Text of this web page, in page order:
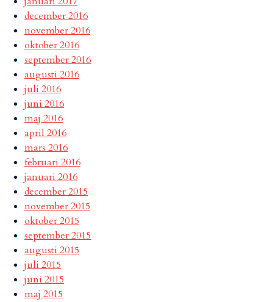
december 2016
november 2016
oktober 2016
september 2016
augusti 2016
juli 2016
juni 2016
maj 2016
april 2016
mars 2016
februari 2016
januari 2016
december 2015
november 2015
oktober 2015
september 2015
augusti 2015
juli 2015
juni 2015
maj 2015